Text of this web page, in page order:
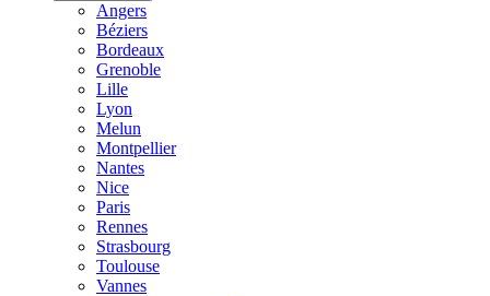
Angers
Béziers
Bordeaux
Grenoble
Lille
Lyon
Melun
Montpellier
Nantes
Nice
Paris
Rennes
Strasbourg
Toulouse
Vannes